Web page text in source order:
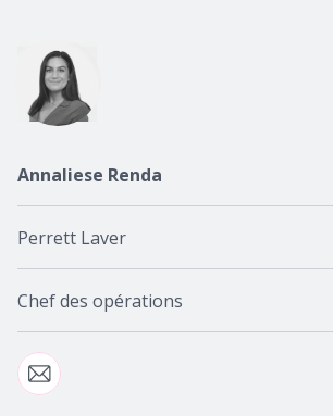
Annaliese Renda
Perrett Laver
Chef des opérations